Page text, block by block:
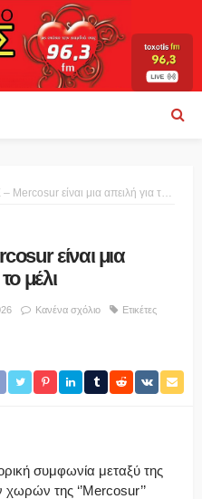
είναι μια απειλή για το ρύζι και το μέλι
είναι μια
μέλι
Κανένα σχόλιο Ετικέτες
συμφωνία μεταξύ της
της ‘’Mercosur’’